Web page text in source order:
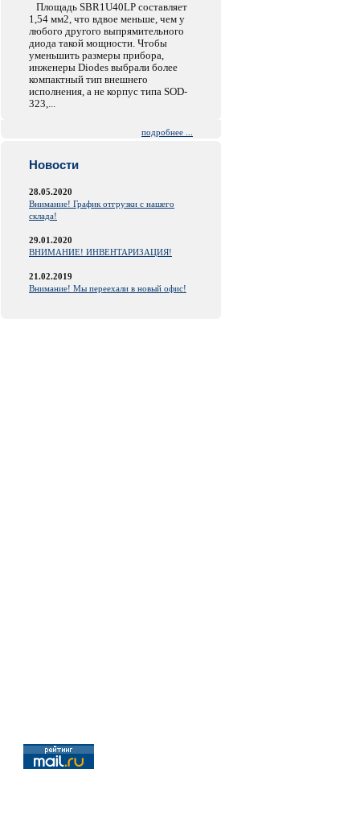
Площадь SBR1U40LP составляет
1,54 мм2, что вдвое меньше, чем у
любого другого выпрямительного
диода такой мощности. Чтобы
уменьшить размеры прибора,
инженеры Diodes выбрали более
компактный тип внешнего
исполнения, а не корпус типа SOD-
323,...
подробнее ...
Новости
28.05.2020
Внимание! График отгрузки с нашего
склада!
29.01.2020
ВНИМАНИЕ! ИНВЕНТАРИЗАЦИЯ!
21.02.2019
Внимание! Мы переехали в новый офис!